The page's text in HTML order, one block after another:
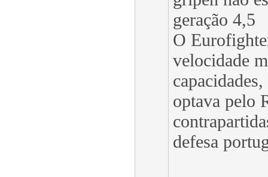
geração 4,5
O
velocidade
optava pelo
defesa